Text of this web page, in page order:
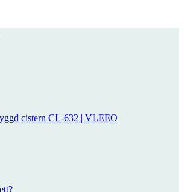
cistern CL-632 | VLEEO